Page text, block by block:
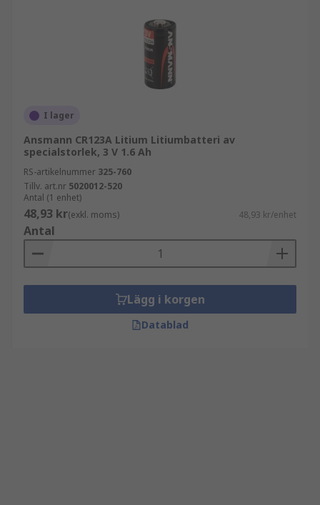
I lager
Ansmann CR123A Litium Litiumbatteri av
specialstorlek, 3 V 1.6 Ah
RS-artikelnummer 325-760
Tillv. art.nr 5020012-520
Antal (1 enhet)
48,93 kr(exkl. moms) 48,93 kr/enhet
Antal
Lägg i korgen
Datablad